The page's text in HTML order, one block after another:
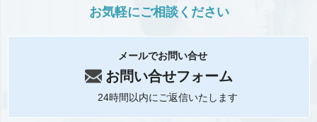
お気軽にご相談ください
メールでお問い合せ
お問い合せフォーム
24時間以内にご返信いたします